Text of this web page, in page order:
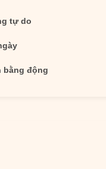
tự do
bằng động